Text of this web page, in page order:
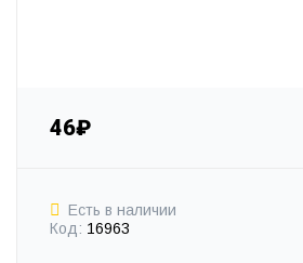
46₽
Есть в наличии
Код: 16963